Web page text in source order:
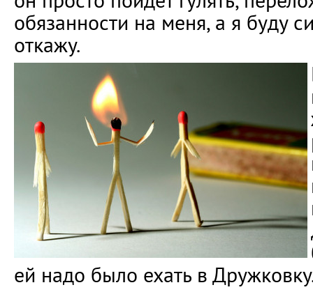
обязанности на меня, а я буду
откажу.
ей надо было ехать в